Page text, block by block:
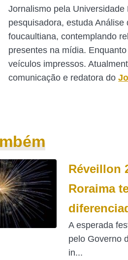
Jornalismo pela
pesquisadora, estuda
foucaultiana, contemplando
presentes na mídia.
veículos impressos.
comunicação e redatora do
Réveillon
Roraima
A esperada
pelo Governo
in...